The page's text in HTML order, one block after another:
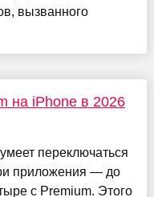
вызванного
на iPhone в 2026
переключаться
приложения — до
с Premium. Этого